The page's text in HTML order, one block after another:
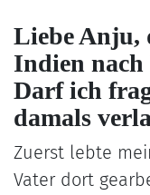
Liebe Anju,
Indien
Darf ich
damals
Zuerst lebte
Vater dort